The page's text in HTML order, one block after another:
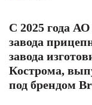
С 2025 года
завода
завода
Кострома,
под брендом